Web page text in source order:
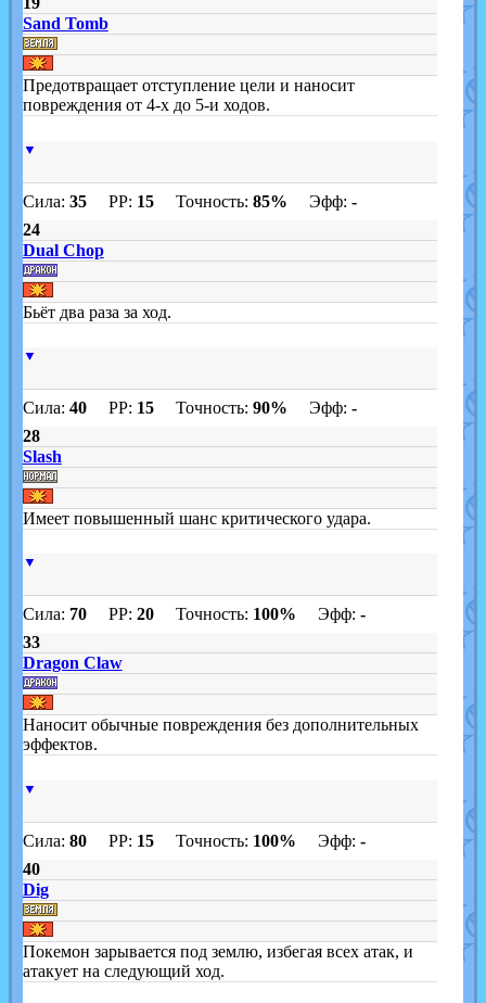
Sand Tomb
Предотвращает отступление цели и наносит
повреждения от 4-х до 5-и ходов.
▼
Сила: 35PP: 15Точность: 85% Эфф: -
24
Dual Chop
Бьёт два раза за ход.
▼
Сила: 40PP: 15Точность: 90% Эфф: -
28
Slash
Имеет повышенный шанс критического удара.
▼
Сила: 70PP: 20Точность: 100% Эфф: -
33
Dragon Claw
Наносит обычные повреждения без дополнительных
эффектов.
▼
Сила: 80PP: 15Точность: 100% Эфф: -
40
Dig
Покемон зарывается под землю, избегая всех атак, и
атакует на следующий ход.